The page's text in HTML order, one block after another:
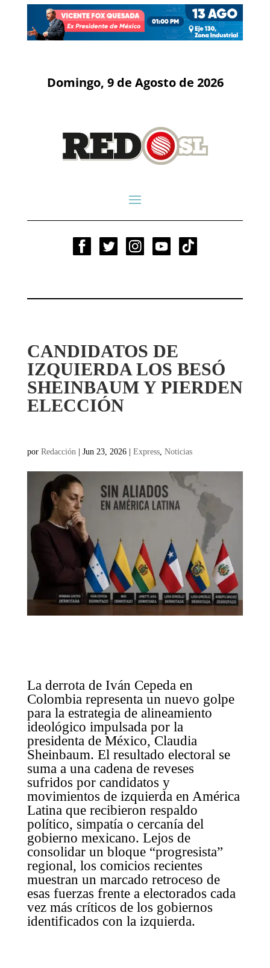
Domingo, 9 de Agosto de 2026
CANDIDATOS DE
IZQUIERDA LOS BESÓ
SHEINBAUM Y PIERDEN
ELECCIÓN
por Redacción | Jun 23, 2026| Express, Noticias
La derrota de Iván Cepeda en
Colombia representa un nuevo golpe
para la estrategia de alineamiento
ideológico impulsada por la
presidenta de México, Claudia
Sheinbaum. El resultado electoral se
suma a una cadena de reveses
sufridos por candidatos y
movimientos de izquierda en América
Latina que recibieron respaldo
político, simpatía o cercanía del
gobierno mexicano. Lejos de
consolidar un bloque “progresista”
regional, los comicios recientes
muestran un marcado retroceso de
esas fuerzas frente a electorados cada
vez más críticos de los gobiernos
identificados con la izquierda.